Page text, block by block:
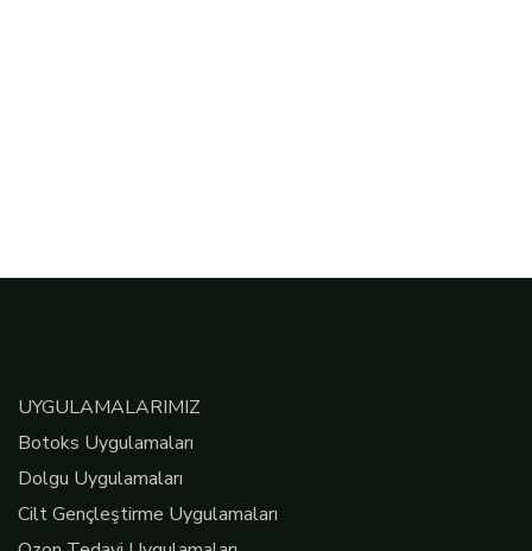
UYGULAMALARIMIZ
Botoks Uygulamaları
Dolgu Uygulamaları
Cilt Gençleştirme Uygulamaları